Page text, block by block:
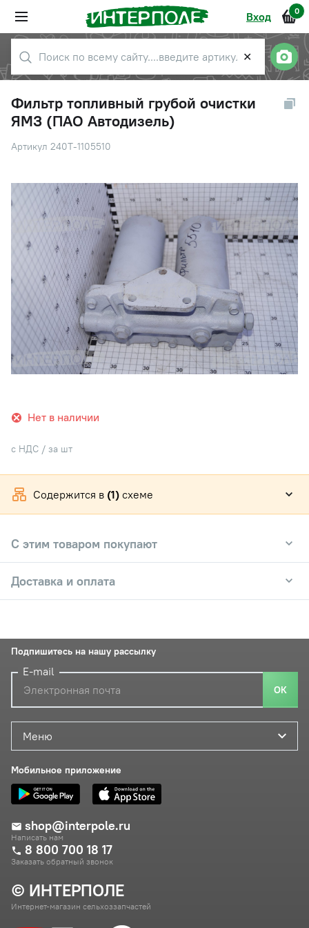
Вход 0
✕
Фильтр топливный грубой очистки
ЯМЗ (ПАО Автодизель)
Артикул 240Т-1105510
Нет в наличии
с НДС / за шт
Содержится в (1) схеме
С этим товаром покупают
Доставка и оплата
© ИНТЕРПОЛЕ
Интернет-магазин сельхоззапчастей
Меню
Мобильное приложение
shop@interpole.ru
Написать нам
8 800 700 18 17
Заказать обратный звонок
Подпишитесь на нашу рассылку
E-mail
ОК